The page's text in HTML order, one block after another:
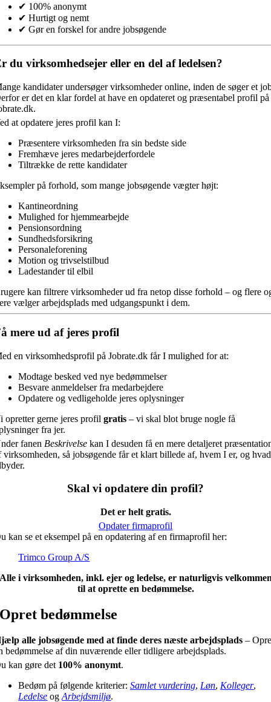
✔ 100% anonymt
✔ Hurtigt og nemt
✔ Gør en forskel for andre jobsøgende
du virksomhedsejer eller en del af ledelsen?
kandidater undersøger virksomheder online, inden de søger et
er det en klar fordel at have en opdateret og præsentabel profil på
at opdatere jeres profil kan I:
Præsentere virksomheden fra sin bedste side
Fremhæve jeres medarbejderfordele
Tiltrække de rette kandidater
på forhold, som mange jobsøgende vægter højt:
Kantineordning
Mulighed for hjemmearbejde
Pensionsordning
Sundhedsforsikring
Personaleforening
Motion og trivselstilbud
Ladestander til elbil
kan filtrere virksomheder ud fra netop disse forhold – og flere
vælger arbejdsplads med udgangspunkt i dem.
mere ud af jeres profil
en virksomhedsprofil på Jobrate.dk får I mulighed for at:
Modtage besked ved nye bedømmelser
Besvare anmeldelser fra medarbejdere
Opdatere og vedligeholde jeres oplysninger
opretter gerne jeres profilgratis – vi skal blot bruge nogle få
fra jer.
fanen Beskrivelse kan I desuden få en mere detaljeret
virksomheden, så jobsøgende får et klart billede af, hvem I er, og
Skal vi opdatere din profil?
Det er helt gratis.
Opdater firmaprofil
kan se et eksempel på en opdatering af en firmaprofil her:
Trimco Group A/S
i virksomheden, inkl. ejer og ledelse, er naturligvis
til at oprette en bedømmelse.
Opret bedømmelse
alle jobsøgende med at finde deres næste arbejdsplads –
bedømmelse af din nuværende eller tidligere arbejdsplads.
kan gøre det 100% anonymt.
Bedøm på følgende kriterier:Samlet vurdering, Løn, Kolleger,
Ledelse ogArbejdsmiljø.